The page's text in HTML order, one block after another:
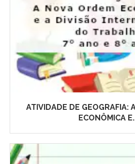
ATIVIDADE DE GEOGRAFIA:
ECONÔMICA